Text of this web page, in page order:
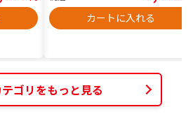
カートに入れる
ゴリをもっと見る